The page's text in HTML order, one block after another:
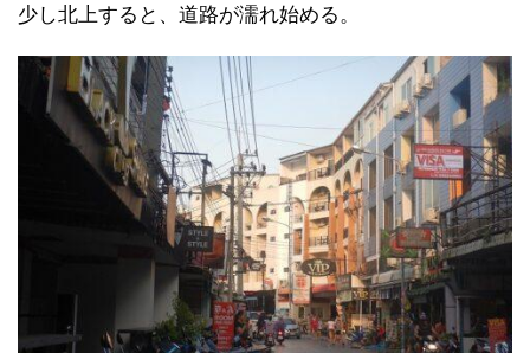
少し北上すると、道路が濡れ始める。